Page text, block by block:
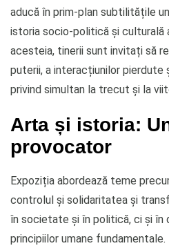
aducă în prim-plan subtilitățile
istoria socio-politică și culturală
acesteia, tinerii sunt invitați să
puterii, a interacțiunilor pierdute
privind simultan la trecut și la
Arta și istoria:
provocator
Expoziția abordează teme
controlul și solidaritatea și
în societate și în politică, ci și în
principiilor umane